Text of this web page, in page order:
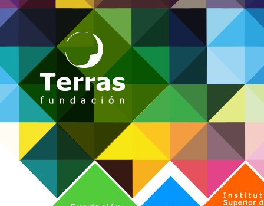
Fundación
Instituto Superior Técnico
Instituto Superior de Formación